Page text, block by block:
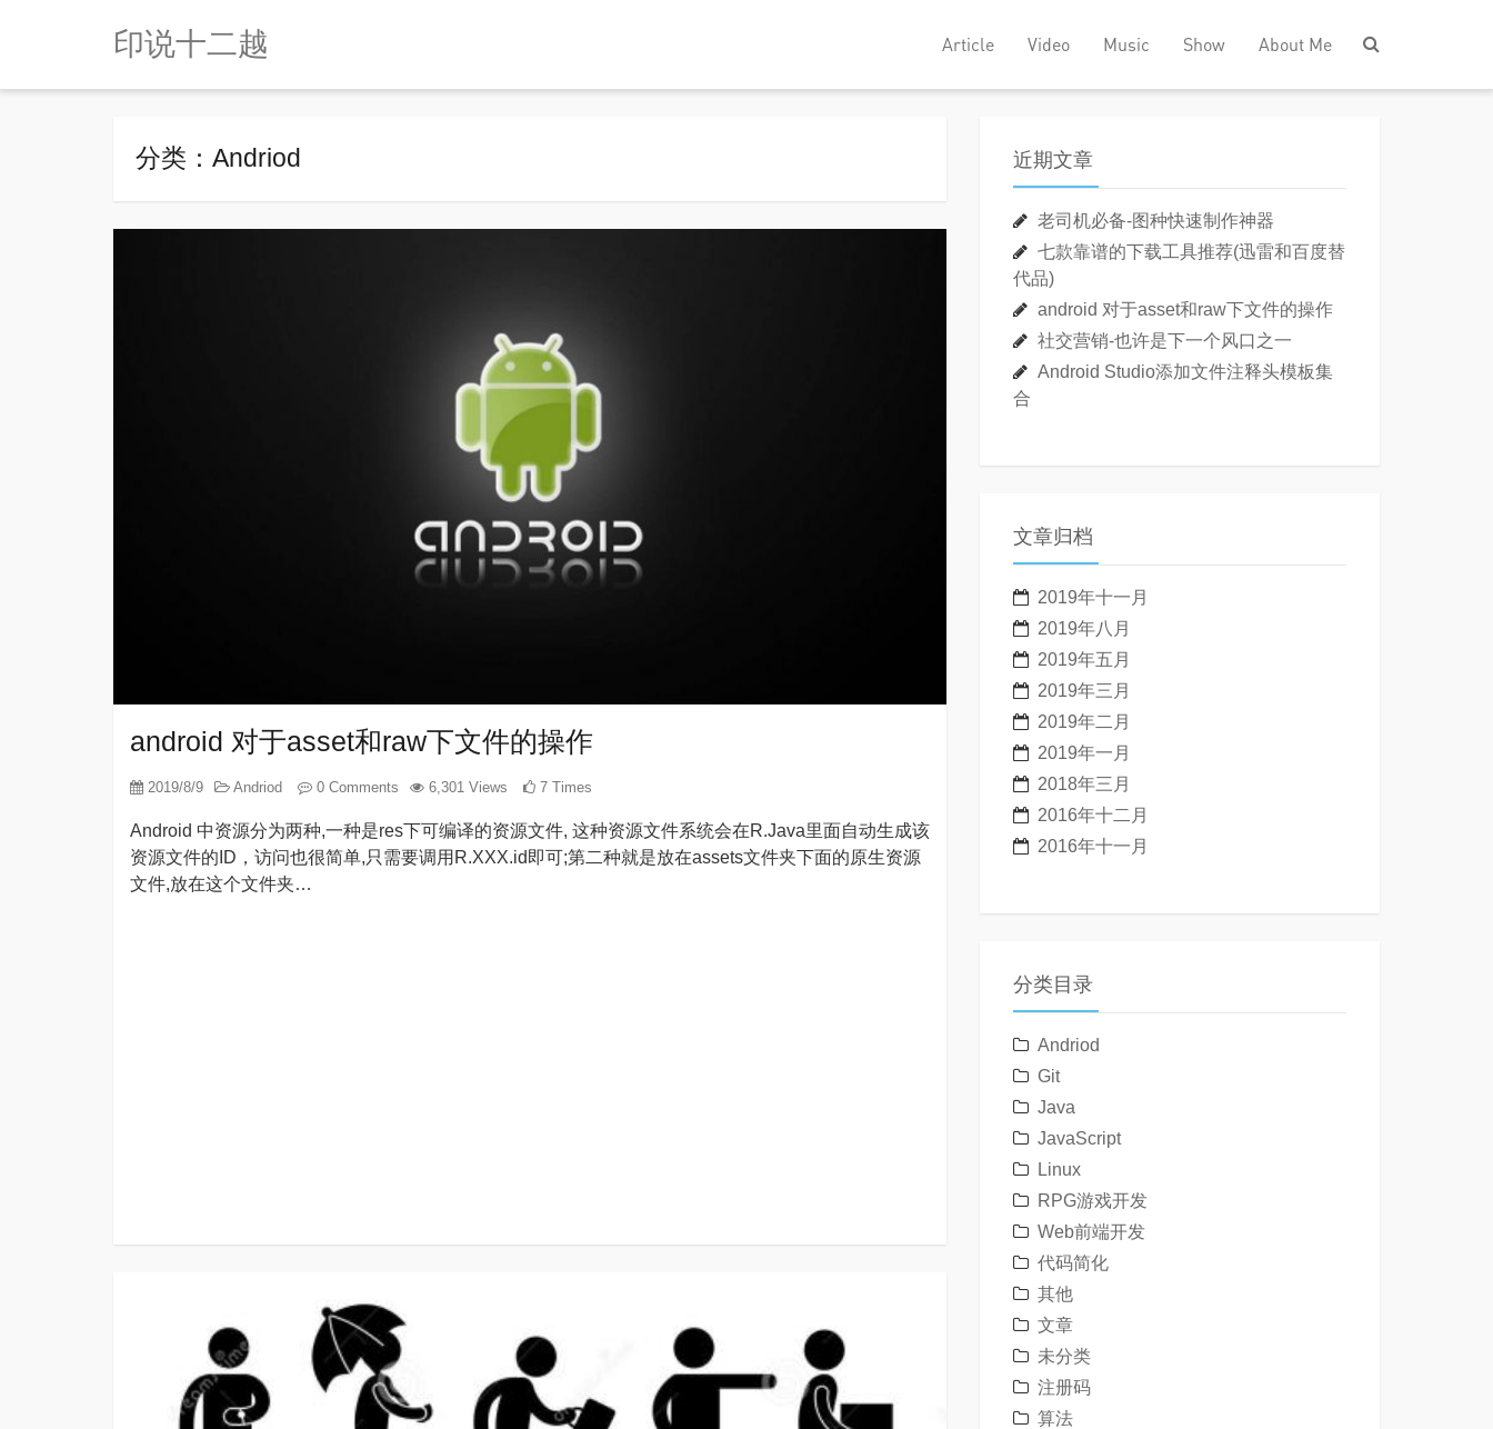
印说十二越 Article Video Music Show About Me
分类：Andriod
android 对于asset和raw下文件的操作
2019/8/9 Andriod 0 Comments 6,301 Views 7 Times
Android 中资源分为两种,一种是res下可编译的资源文件, 这种资源文件系统会在R.Java里面自动生成该
资源文件的ID，访问也很简单,只需要调用R.XXX.id即可;第二种就是放在assets文件夹下面的原生资源
文件,放在这个文件夹…
近期文章
老司机必备-图种快速制作神器
七款靠谱的下载工具推荐(迅雷和百度替
代品)
android 对于asset和raw下文件的操作
社交营销-也许是下一个风口之一
Android Studio添加文件注释头模板集
合
文章归档
2019年十一月
2019年八月
2019年五月
2019年三月
2019年二月
2019年一月
2018年三月
2016年十二月
2016年十一月
分类目录
Andriod
Git
Java
JavaScript
Linux
RPG游戏开发
Web前端开发
代码简化
其他
文章
未分类
注册码
算法